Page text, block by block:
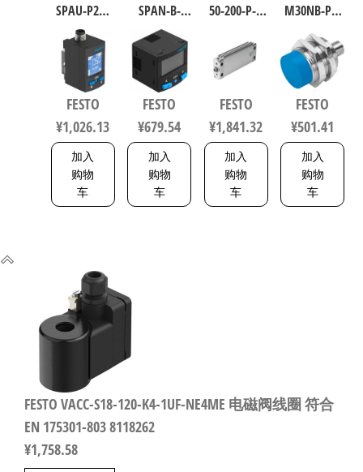
SPAU-P2R-
W-G18FD-L-
PNLK-
PNVBA-M8U
数字压力
传感器 符
合EN 60947-
5-2 8001232
FESTO
¥1,026.13
加入
购物
车
SPAN-B-
B11R-Q4-
PN-L1+2.5S
传感器/连
接电缆
8114774
FESTO
¥679.54
加入
购物
车
50-200-P-A
缸 行程
200mm 缸
164075
FESTO
¥1,841.32
加入
购物
车
M30NB-PS-
S-L 电感式
接近传感
器 符合EN
60947-5-2
150443
FESTO
¥501.41
加入
购物
车
FESTO VACC-S18-120-K4-1UF-NE4ME 电磁阀线圈 符合
EN 175301-803 8118262
¥1,758.58